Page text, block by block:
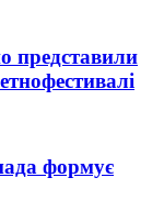
представили
формує